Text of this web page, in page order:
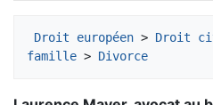
Droit européen > Droit
famille > Divorce